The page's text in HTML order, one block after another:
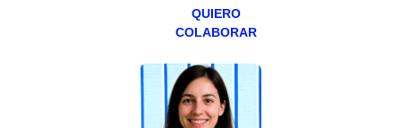
QUIERO
COLABORAR